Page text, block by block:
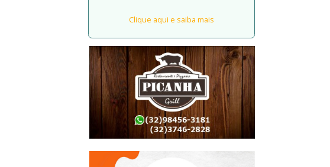
Clique aqui e saiba mais